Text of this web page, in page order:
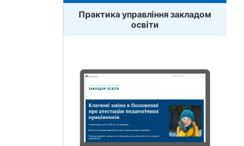
Практика управління закладом
освіти